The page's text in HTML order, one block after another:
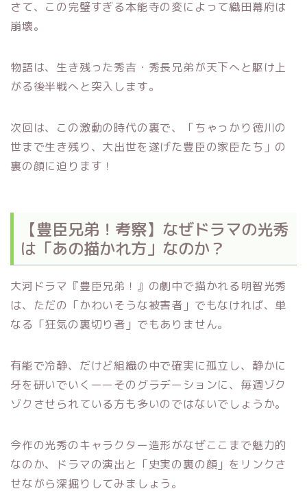
さて、この完璧すぎる本能寺の変によって織田幕府は
崩壊。
物語は、生き残った秀吉・秀長兄弟が天下へと駆け上
がる後半戦へと突入します。
次回は、この激動の時代の裏で、「ちゃっかり徳川の
世まで生き残り、大出世を遂げた豊臣の家臣たち」の
裏の顔に迫ります！
【豊臣兄弟！考察】なぜドラマの光秀
は「あの描かれ方」なのか？
大河ドラマ『豊臣兄弟！』の劇中で描かれる明智光秀
は、ただの「かわいそうな被害者」でもなければ、単
なる「狂気の裏切り者」でもありません。
有能で冷静、だけど組織の中で確実に孤立し、静かに
牙を研いでいくーーそのグラデーションに、毎週ゾク
ゾクさせられている方も多いのではないでしょうか。
今作の光秀のキャラクター造形がなぜここまで魅力的
なのか、ドラマの演出と「史実の裏の顔」をリンクさ
せながら深掘りしてみましょう。